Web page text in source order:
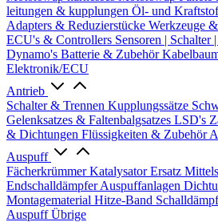
leitungen & kupplungen Öl- und
Adapters & Reduzierstücke Werkzeuge
ECU's & Controllers Sensoren | Schalter
Dynamo's Batterie & Zubehör
Elektronik/ECU
Antrieb
Schalter & Trennen Kupplungssätze
Gelenksatzes & Faltenbalgsatzes LSD's
& Dichtungen Flüssigkeiten & Zubehör
Auspuff
FächerkrümmerKatalysator Ersatz
EndschalldämpferAuspuffanlagen
Montagematerial Hitze-Band
Auspuff Übrige